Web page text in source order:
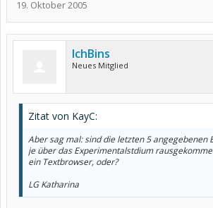
19. Oktober 2005
IchBins
Neues Mitglied
Zitat von KayC:
Aber sag mal: sind die letzten 5 angegebenen
je über das Experimentalstdium
ein Textbrowser, oder?
LG Katharina